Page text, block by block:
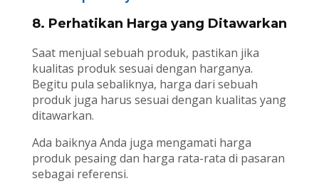
8. Perhatikan Harga yang Ditawarkan
Saat menjual sebuah produk, pastikan jika
kualitas produk sesuai dengan harganya.
Begitu pula sebaliknya, harga dari sebuah
produk juga harus sesuai dengan kualitas yang
ditawarkan.
Ada baiknya Anda juga mengamati harga
produk pesaing dan harga rata-rata di pasaran
sebagai referensi.